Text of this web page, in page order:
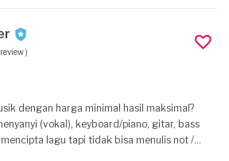
)
dengan harga minimal hasil maksimal?
(vokal), keyboard/piano, gitar, bass
lagu tapi tidak bisa menulis not /